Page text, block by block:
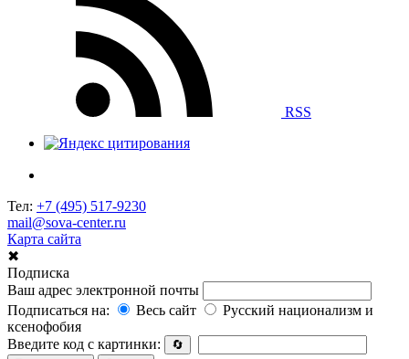
RSS
Тел: +7 (495) 517-9230
mail@sova-center.ru
Карта сайта
✖
Подписка
Ваш адрес электронной почты
Подписаться на:
Весь сайт
Русский национализм и
ксенофобия
Введите код с картинки:
🔄